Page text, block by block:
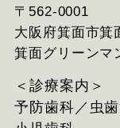
〒562-0001
大阪府箕面市箕
箕面グリーンマ
＜診療案内＞
予防歯科／虫